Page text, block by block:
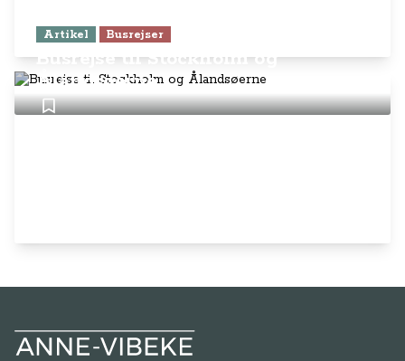
Artikel Busrejser
Busrejse til Stockholm og
Ålandsøerne